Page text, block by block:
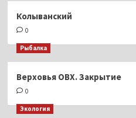
Колыванский
0
Рыбалка
Верховья ОВХ. Закрытие
0
Экология